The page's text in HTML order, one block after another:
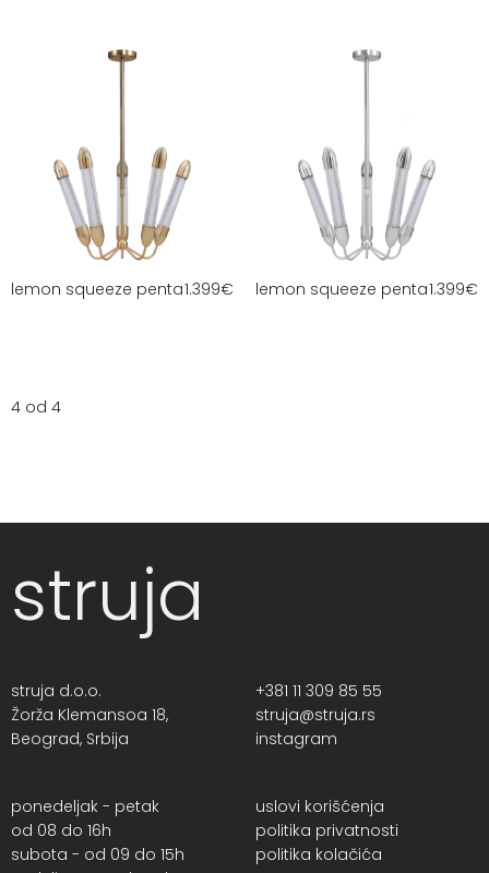
lemon squeeze penta1.399€ lemon squeeze penta1.399€
4 od 4
struja
struja d.o.o.
Žorža Klemansoa 18,
Beograd, Srbija
+381 11 309 85 55
struja@struja.rs
instagram
ponedeljak - petak
od 08 do 16h
subota - od 09 do 15h
uslovi korišćenja
politika privatnosti
politika kolačića